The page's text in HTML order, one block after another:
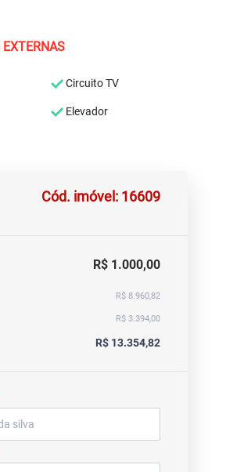
Circuito TV
Elevador
Cód. imóvel: 16609
R$ 1.000,00
R$ 8.960,82
R$ 3.394,00
R$ 13.354,82